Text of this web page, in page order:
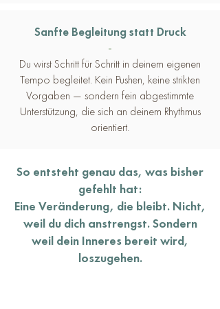
Sanfte Begleitung statt Druck
-
Du wirst Schritt für Schritt in deinem eigenen
Tempo begleitet. Kein Pushen, keine strikten
Vorgaben — sondern fein abgestimmte
Unterstützung, die sich an deinem Rhythmus
orientiert.
So entsteht genau das, was bisher
gefehlt hat:
Eine Veränderung, die bleibt. Nicht,
weil du dich anstrengst. Sondern
weil dein Inneres bereit wird,
loszugehen.